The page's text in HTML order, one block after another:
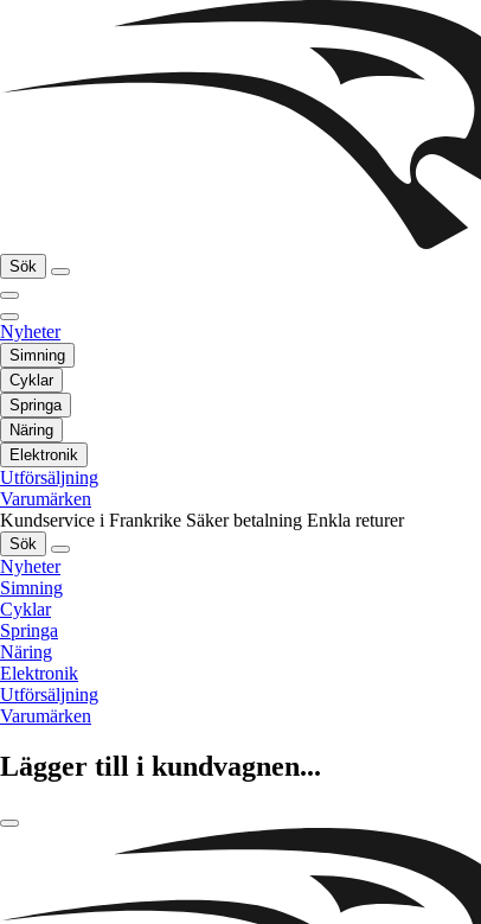
Sök
Nyheter
Simning
Cyklar
Springa
Näring
Elektronik
Utförsäljning
Varumärken
Kundservice i Frankrike Säker betalning Enkla returer
Sök
Nyheter
Simning
Cyklar
Springa
Näring
Elektronik
Utförsäljning
Varumärken
Lägger till i kundvagnen...